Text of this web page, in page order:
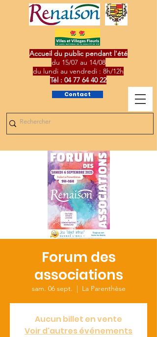
Contact
Accueil du public pendant l'été
du 15/07 au 14/08
du lundi au vendredi : 8h/12h
Tél : 04 77 64 40 22
Forum des
associations
sam. 06 sept.
  |
La Parenthèse
Aucun billet en vente
Voir d'autres événements